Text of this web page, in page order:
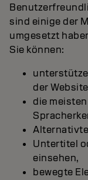
sind einige der
umgesetzt
Sie können:
der
die
Untertitel
einsehen,
bewegte